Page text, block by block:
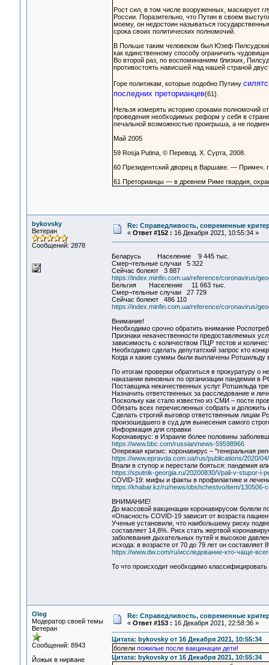
Рост сил, в том числе вооруженных, маскирует
России. Поразительно, что Путин в своем
моему, он недостоин называться
срока своих политических полномочий.
В Польше таким человеком был Юзеф
как единственному способу ограничить
Во второй раз, по воспоминаниям близких,
противостоять нависшей над нашей страной
Горе политикам, которые подобно Путину
последних преторианцев{61}.
Нельзя измерять историю сроками полномочий
проведения необходимых реформ у себя в
печальной возможностью проигрыша, а не
Май 2005
59 Rosja Putina, © Перевод. X. Сурта, 2008.
60 Президентский дворец в Варшаве. — Примеч.
61 Преторианцы — в древнем Риме гвардия,
bykovsky
Ветеран
Сообщений: 2878
Re: Справедливость, современные
« Ответ #152 : 16 Декабря 2021, 10:55:34 »
Беларусь Население 9 445 тыс.
Смер¬тельные случаи 5 322
Сейчас болеют 3 887
https://index.minfin.com.ua/reference/coronavirus/
Бельгия Население 11 663 тыс.
Смер¬тельные случаи 27 729
Сейчас болеют 486 110
https://index.minfin.com.ua/reference/coronavirus/
Внимание!
Необходимо срочно обратить внимание
Признаки некачественности предоставляемых
зависимость с количеством ПЦР тестов и
Необходимо сделать депутатский запрос кто
Когда и какие суммы были выплачены Ротшильду
По итогам проверки обратиться в прокуратуру о
наказании виновных по организации пандемии в
Поставщика некачественных услуг Ротшильда
Назначить ответственных за расследование и
Поскольку как стало известно из СМИ – посте
Обязать всех перечисленных собрать и
Сделать строгий выговор ответственным лицам
произошедшего в суд для вынесения самого
Информация для справки
Коронавирус: в Израиле более половины
https://www.bbc.com/russian/news-59598966
Опережая кризис: коронавирус – "генеральная
https://www.epravda.com.ua/rus/publications/2020/
Впали в ступор и перестали бояться: пандемия
https://sputnik-georgia.ru/20200830/Vpali-v-stupor-i-
COVID-19: мифы и факты в профилактике и
https://khabar.kz/ru/news/obshchestvo/item/
ВНИМАНИЕ!
До массовой вакцинации коронавирусом болели
«Опасность COVID-19 зависит от возраста
Ученые установили, что наибольшему риску
составляет 14,8%. Риск стать жертвой
заболевания дыхательных путей и высокое
исхода: в возрасте от 70 до 79 лет он составляет
https://www.dw.com/ru/исследование-кто-чаще-
То что происходит необходимо
Oleg
Модератор своей темы
Ветеран
Сообщений: 8943
Йожык в нирване
Re: Справедливость, современные
« Ответ #153 : 16 Декабря 2021, 22:58:36 »
Цитата: bykovsky от 16 Декабря 2021, 10:55:34
болели пожилые после вакцинации дети!
Цитата: bykovsky от 16 Декабря 2021, 10:55:34